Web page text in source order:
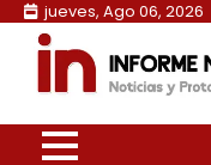
Skip
content
jueves, Ago 06, 2026